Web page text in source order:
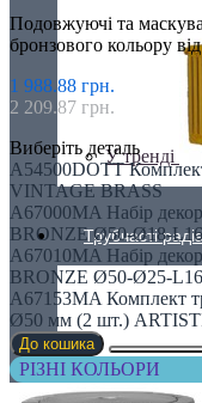
У тренді
Трубчасті
Подовжуючі та
бронзового кольору
1 988.88 грн.
2 209.87 грн.
Виберіть деталь
A54500DOTT
VINTAGE BRASS
A67000MA Набір
BRONZE Ø50-Ø18-
A67010MA Набір
BRONZE Ø50-Ø25-
A67153MA Комплект
Ø50 мм (2 шт.)
До кошика
РІЗНІ КОЛЬОРИ